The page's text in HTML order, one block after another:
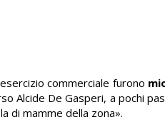
commerciale furono
Alcide De Gasperi, a pochi
di mamme della zona».